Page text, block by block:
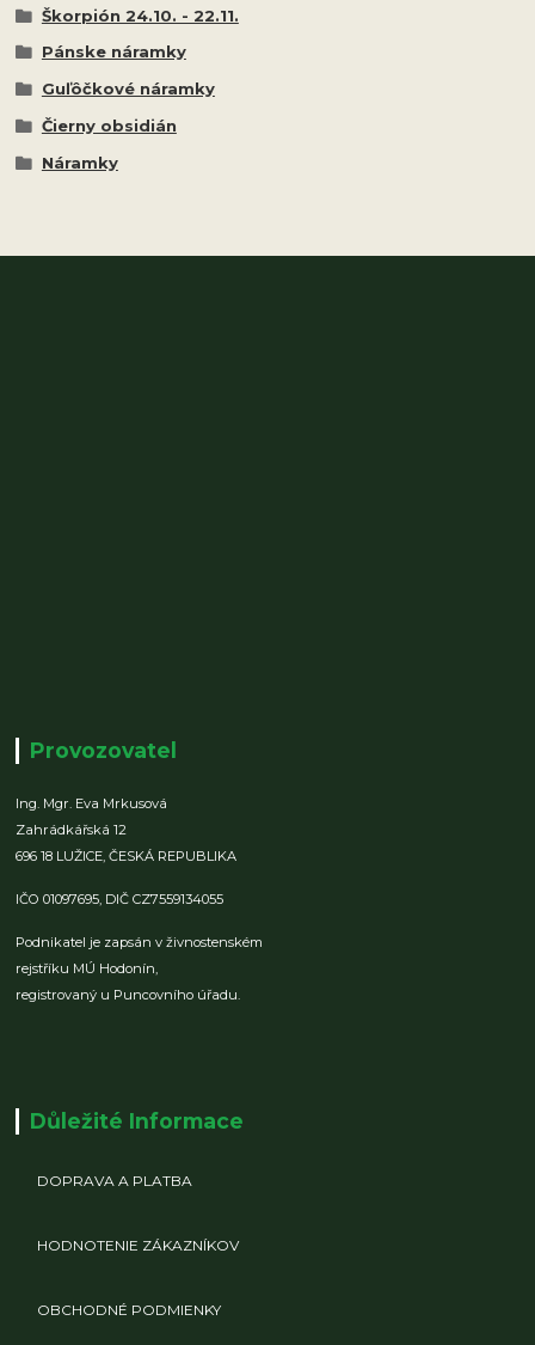
Škorpión 24.10. - 22.11.
Pánske náramky
Guľôčkové náramky
Čierny obsidián
Náramky
Provozovatel
Ing. Mgr. Eva Mrkusová
Zahrádkářská 12
696 18 LUŽICE,ČESKÁ REPUBLIKA
IČO 01097695, DIČ CZ7559134055
Podnikatel je zapsán v živnostenském
rejstříku MÚ Hodonín,
registrovaný u Puncovního úřadu.
Důležité Informace
DOPRAVA A PLATBA
HODNOTENIE ZÁKAZNÍKOV
OBCHODNÉ PODMIENKY